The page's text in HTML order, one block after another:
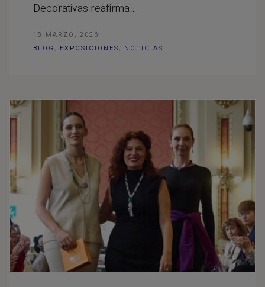
Decorativas reafirma…
18 MARZO, 2026
BLOG , EXPOSICIONES, NOTICIAS